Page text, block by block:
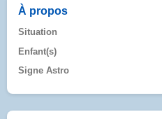
À propos
Situation
Enfant(s)
Signe Astro